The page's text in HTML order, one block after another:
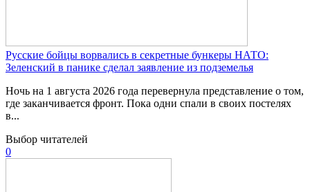
Русские бойцы ворвались в секретные бункеры НАТО:
Зеленский в панике сделал заявление из подземелья
Ночь на 1 августа 2026 года перевернула представление о том,
где заканчивается фронт. Пока одни спали в своих постелях
в...
Выбор читателей
0